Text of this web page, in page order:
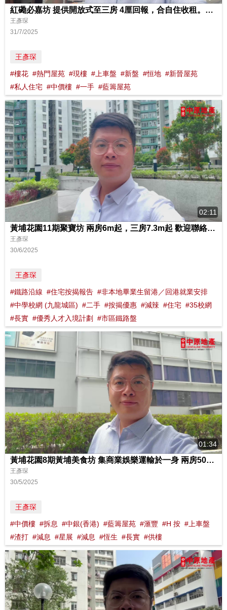
紅磡必嘉坊 提供開放式至三房 4厘回報，合自住收租。交通方便
王彥琛
31/7/2025
王彥琛
#樓花 #熱門屋苑 #現樓 #上車盤 #新盤 #恒地 #新晉屋苑
#私人住宅 #中價樓 #一手 #藍籌屋苑
02:11
黃埔花園11期聚寶坊 兩房6m起，三房7.3m起 歡迎聯絡睇樓
王彥琛
30/6/2025
王彥琛
#鐵路沿線 #住宅按揭報告 #非本地畢業生留港／回港就業安排
#中學校網 (九龍城區) #二手 #按揭優惠 #減辣 #住宅 #35校網
#長實 #優秀人才入境計劃 #市區鐵路盤
01:34
黃埔花園8期黃埔美食坊 集商業娛樂運輸於一身 兩房500萬起三房800萬起
王彥琛
30/5/2025
王彥琛
#中價樓 #拆息 #中銀(香港) #藍籌屋苑 #滙豐 #H 按 #上車盤
#渣打 #減息 #星展 #減息 #恆生 #長實 #供樓